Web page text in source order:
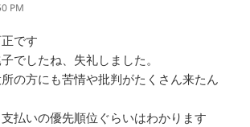
り:
PM
です
でしたね、失礼しました。
の方にも苦情や批判がたくさん来たん
払いの優先順位ぐらいはわかります